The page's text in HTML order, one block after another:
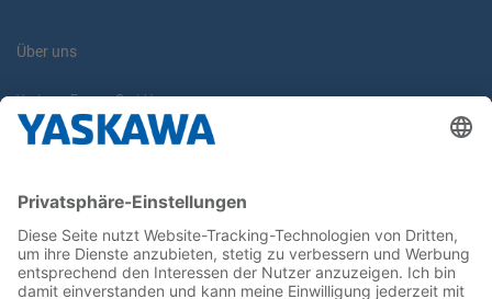
Über uns
Yaskawa Europe GmbH
Karriere
Newsletter